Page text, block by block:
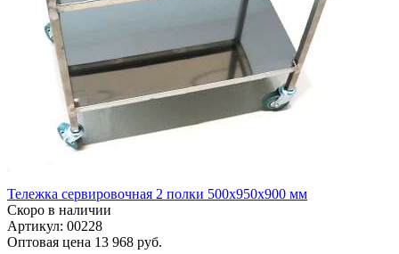
Тележка сервировочная 2 полки 500х950х900 мм
Скоро в наличии
Артикул: 00228
Оптовая цена 13 968 руб.